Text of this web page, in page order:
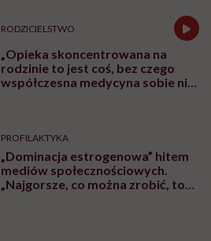
RODZICIELSTWO
„Opieka skoncentrowana na
rodzinie to jest coś, bez czego
współczesna medycyna sobie nie
PROFILAKTYKA
„Dominacja estrogenowa” hitem
mediów społecznościowych.
„Najgorsze, co można zrobić, to